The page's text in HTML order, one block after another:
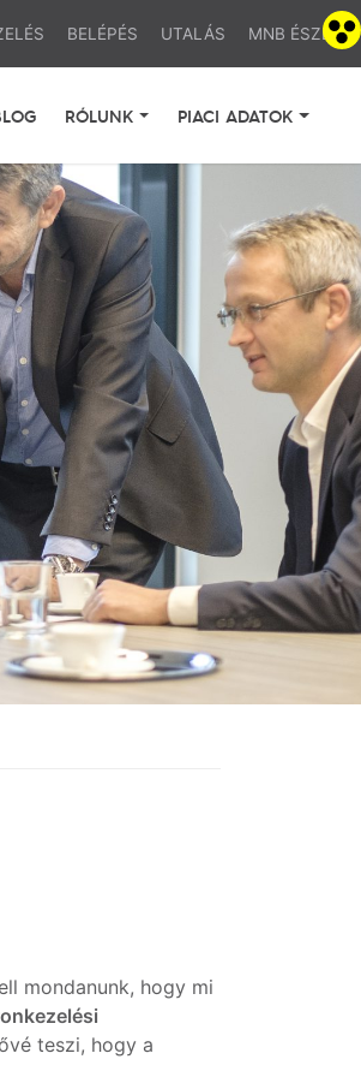
BELÉPÉS UTALÁS MNB ÉSZLA
RÓLUNK PIACI ADATOK
mondanunk, hogy mi
teszi, hogy a